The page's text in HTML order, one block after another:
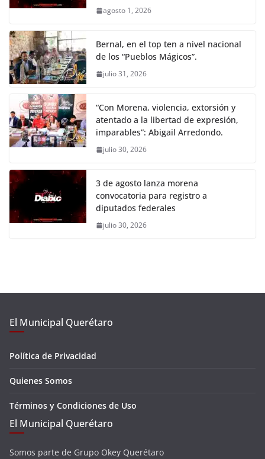
agosto 1, 2026
Bernal, en el top ten a nivel nacional
de los “Pueblos Mágicos”.
julio 31, 2026
“Con Morena, violencia, extorsión y
atentado a la libertad de expresión,
imparables”: Abigail Arredondo.
julio 30, 2026
3 de agosto lanza morena
convocatoria para registro a
diputados federales
julio 30, 2026
El Municipal Querétaro
Política de Privacidad
Quienes Somos
Términos y Condiciones de Uso
El Municipal Querétaro
Somos parte de Grupo Okey Querétaro